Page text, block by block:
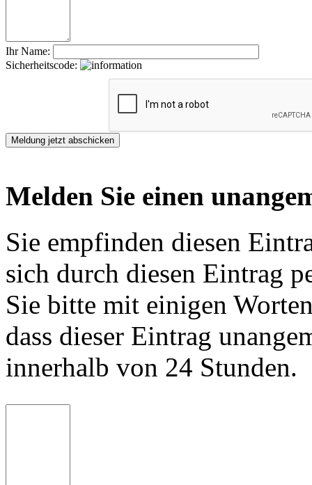
Ihr Name:
Sicherheitscode:
Melden Sie einen
Sie empfinden diesen
sich durch diesen Eintrag
Sie bitte mit einigen
dass dieser Eintrag
innerhalb von 24 Stunden.